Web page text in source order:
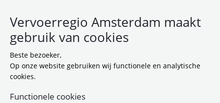
Vervoerregio Amsterdam maakt
gebruik van cookies
Beste bezoeker,
Op onze website gebruiken wij functionele en analytische
cookies.
Functionele cookies